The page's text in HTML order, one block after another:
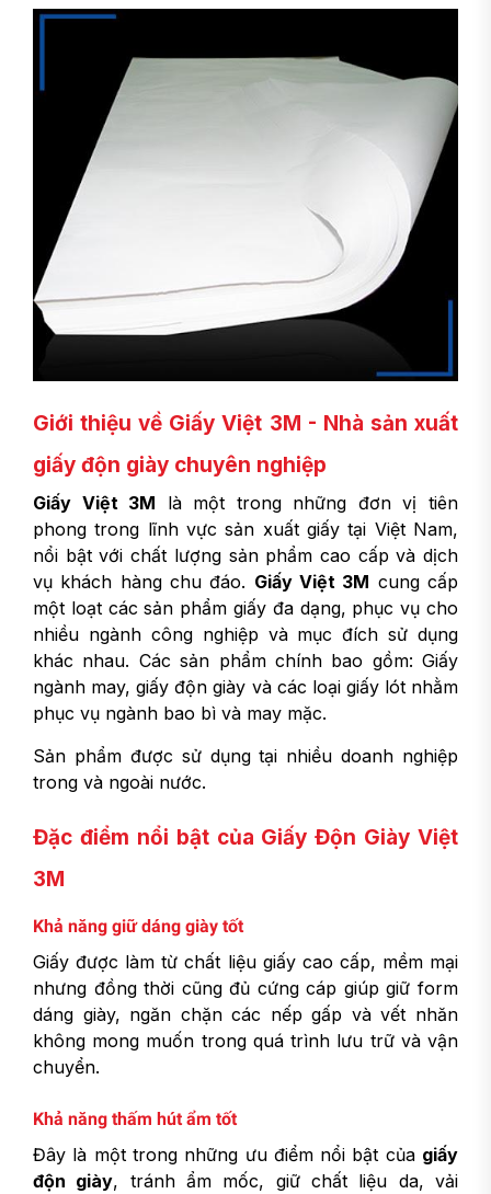
Giới thiệu về Giấy Việt 3M - Nhà sản xuất
giấy độn giày chuyên nghiệp
Giấy Việt 3M là một trong những đơn vị tiên
phong trong lĩnh vực sản xuất giấy tại Việt Nam,
nổi bật với chất lượng sản phẩm cao cấp và dịch
vụ khách hàng chu đáo. Giấy Việt 3M cung cấp
một loạt các sản phẩm giấy đa dạng, phục vụ cho
nhiều ngành công nghiệp và mục đích sử dụng
khác nhau. Các sản phẩm chính bao gồm: Giấy
ngành may, giấy độn giày và các loại giấy lót nhằm
phục vụ ngành bao bì và may mặc.
Sản phẩm được sử dụng tại nhiều doanh nghiệp
trong và ngoài nước.
Đặc điểm nổi bật của Giấy Độn Giày Việt
3M
Khả năng giữ dáng giày tốt
Giấy được làm từ chất liệu giấy cao cấp, mềm mại
nhưng đồng thời cũng đủ cứng cáp giúp giữ form
dáng giày, ngăn chặn các nếp gấp và vết nhăn
không mong muốn trong quá trình lưu trữ và vận
chuyển.
Khả năng thấm hút ẩm tốt
Đây là một trong những ưu điểm nổi bật của giấy
độn giày, tránh ẩm mốc, giữ chất liệu da, vải